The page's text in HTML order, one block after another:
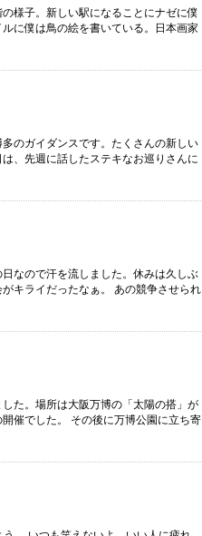
様子。新しい駅になることにナゼに僕
に僕は鳥の絵を書いている。日本画家
のガイダンスです。たくさんの新しい
、先週に話したステキなお巡りさんに
なので汗を流しました。休みは久しぶ
がキライだったなぁ。 あの競争させられ
た。場所は大阪万博の「太陽の搭」が
催でした。 その後に万博公園に立ち寄